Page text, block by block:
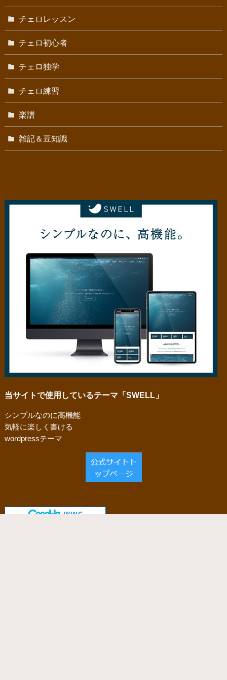
チェロレッスン
チェロ初心者
チェロ独学
チェロ練習
楽譜
雑記＆豆知識
当サイトで使用しているテーマ「SWELL」
シンプルなのに高機能
気軽に楽しく書ける
wordpressテーマ